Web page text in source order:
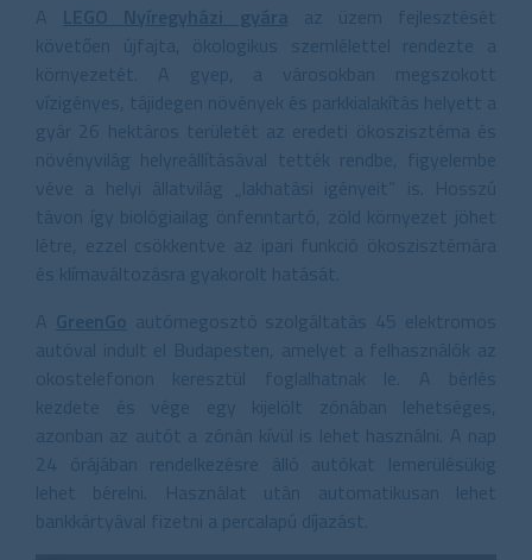
A LEGO Nyíregyházi gyára az üzem fejlesztését
követően újfajta, ökologikus szemlélettel rendezte a
környezetét. A gyep, a városokban megszokott
vízigényes, tájidegen növények és parkkialakítás helyett a
gyár 26 hektáros területét az eredeti ökoszisztéma és
növényvilág helyreállításával tették rendbe, figyelembe
véve a helyi állatvilág „lakhatási igényeit” is. Hosszú
távon így biológiailag önfenntartó, zöld környezet jöhet
létre, ezzel csökkentve az ipari funkció ökoszisztémára
és klímaváltozásra gyakorolt hatását.
A GreenGo autómegosztó szolgáltatás 45 elektromos
autóval indult el Budapesten, amelyet a felhasználók az
okostelefonon keresztül foglalhatnak le. A bérlés
kezdete és vége egy kijelölt zónában lehetséges,
azonban az autót a zónán kívül is lehet használni. A nap
24 órájában rendelkezésre álló autókat lemerülésükig
lehet bérelni. Használat után automatikusan lehet
bankkártyával fizetni a percalapú díjazást.